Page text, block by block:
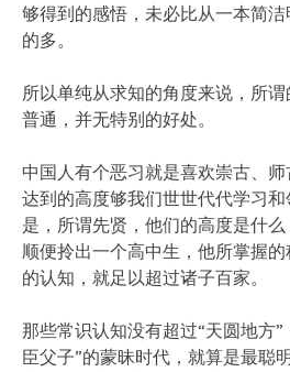
够得到的感悟，未必比从一本简
的多。
所以单纯从求知的角度来说，所
普通，并无特别的好处。
中国人有个恶习就是喜欢崇古、
达到的高度够我们世世代代学习
是，所谓先贤，他们的高度是什
顺便拎出一个高中生，他所掌握
的认知，就足以超过诸子百家。
那些常识认知没有超过“天圆地方
臣父子”的蒙昧时代，就算是最聪